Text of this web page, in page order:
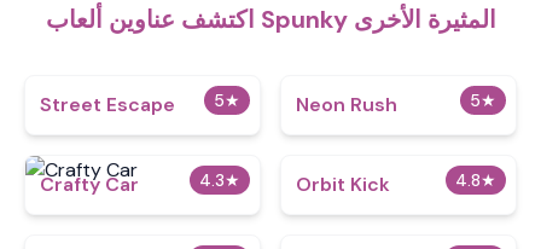
اكتشف عناوين ألعاب Spunky المثيرة الأخرى
5★
Street Escape 5★
Neon Rush
4.3★
Crafty Car 4.8★
Orbit Kick